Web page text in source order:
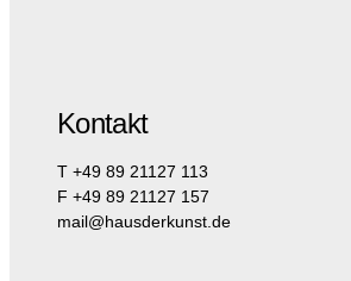
Kontakt
T +49 89 21127 113
F +49 89 21127 157
mail@hausderkunst.de